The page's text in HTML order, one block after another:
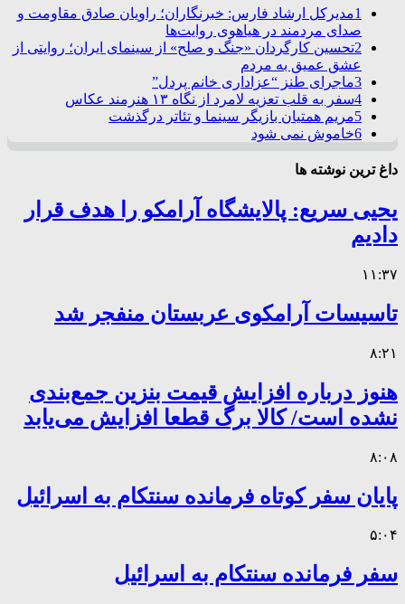
1مدیرکل ارشاد فارس: خبرنگاران؛ راویان صادق مقاومت و
صدای مردمند در هیاهوی روایت‌ها
2تحسین کارگردان «جنگ و صلح» از سینمای ایران؛ روایتی از
عشق عمیق به مردم
3ماجرای طنز “عزاداری خانم پردل”
4سفر به قلب تعزیه لامرد از نگاه ۱۳ هنرمند عکاس
5مریم همتیان بازیگر سینما و تئاتر درگذشت
6خاموش نمی شود
داغ ترین نوشته ها
یحیی سریع: پالایشگاه آرامکو را هدف قرار
دادیم
۱۱:۳۷
تاسیسات آرامکوی عربستان منفجر شد
۸:۲۱
هنوز درباره افزایش قیمت بنزین جمع‌بندی
نشده است/ کالا برگ قطعا افزایش می‌یابد
۸:۰۸
پایان سفر کوتاه فرمانده سنتکام به اسرائیل
۵:۰۴
سفر فرمانده سنتکام به اسرائیل